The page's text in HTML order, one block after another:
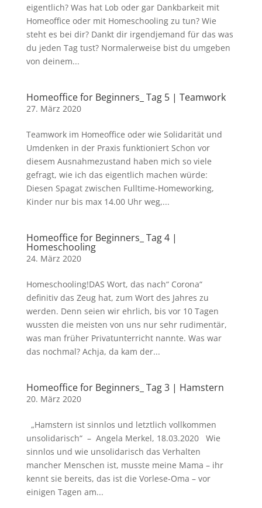
eigentlich? Was hat Lob oder gar Dankbarkeit mit
Homeoffice oder mit Homeschooling zu tun? Wie
steht es bei dir? Dankt dir irgendjemand für das was
du jeden Tag tust? Normalerweise bist du umgeben
von deinem...
Homeoffice for Beginners_ Tag 5 | Teamwork
27. März 2020
Teamwork im Homeoffice oder wie Solidarität und
Umdenken in der Praxis funktioniert Schon vor
diesem Ausnahmezustand haben mich so viele
gefragt, wie ich das eigentlich machen würde:
Diesen Spagat zwischen Fulltime-Homeworking,
Kinder nur bis max 14.00 Uhr weg,...
Homeoffice for Beginners_ Tag 4 |
Homeschooling
24. März 2020
Homeschooling!DAS Wort, das nach“ Corona“
definitiv das Zeug hat, zum Wort des Jahres zu
werden. Denn seien wir ehrlich, bis vor 10 Tagen
wussten die meisten von uns nur sehr rudimentär,
was man früher Privatunterricht nannte. Was war
das nochmal? Achja, da kam der...
Homeoffice for Beginners_ Tag 3 | Hamstern
20. März 2020
„Hamstern ist sinnlos und letztlich vollkommen
unsolidarisch“ – Angela Merkel, 18.03.2020 Wie
sinnlos und wie unsolidarisch das Verhalten
mancher Menschen ist, musste meine Mama – ihr
kennt sie bereits, das ist die Vorlese-Oma – vor
einigen Tagen am...